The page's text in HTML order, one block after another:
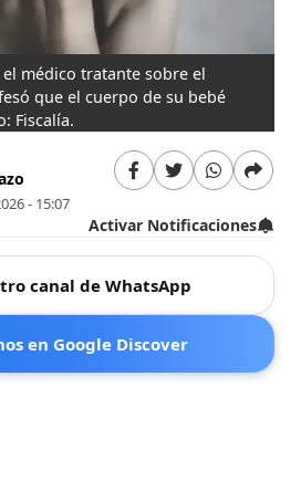
médico tratante sobre el
que el cuerpo de su bebé
Fiscalía.
- 15:07
Activar Notificaciones
canal de WhatsApp
en Google Discover